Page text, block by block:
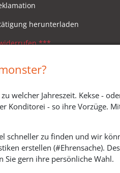
herunterladen
***
Lieferzeiten & Zahlungsmodi
welcher Jahreszeit. Kekse -
Konditorei - so ihre Vorzüge.
schneller zu finden und wir
erstellen (#Ehrensache).
Sie gern ihre persönliche Wahl.